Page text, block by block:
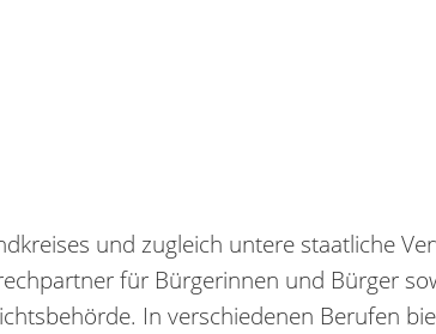
und zugleich untere staatliche
für Bürgerinnen und Bürger
In verschiedenen Berufen